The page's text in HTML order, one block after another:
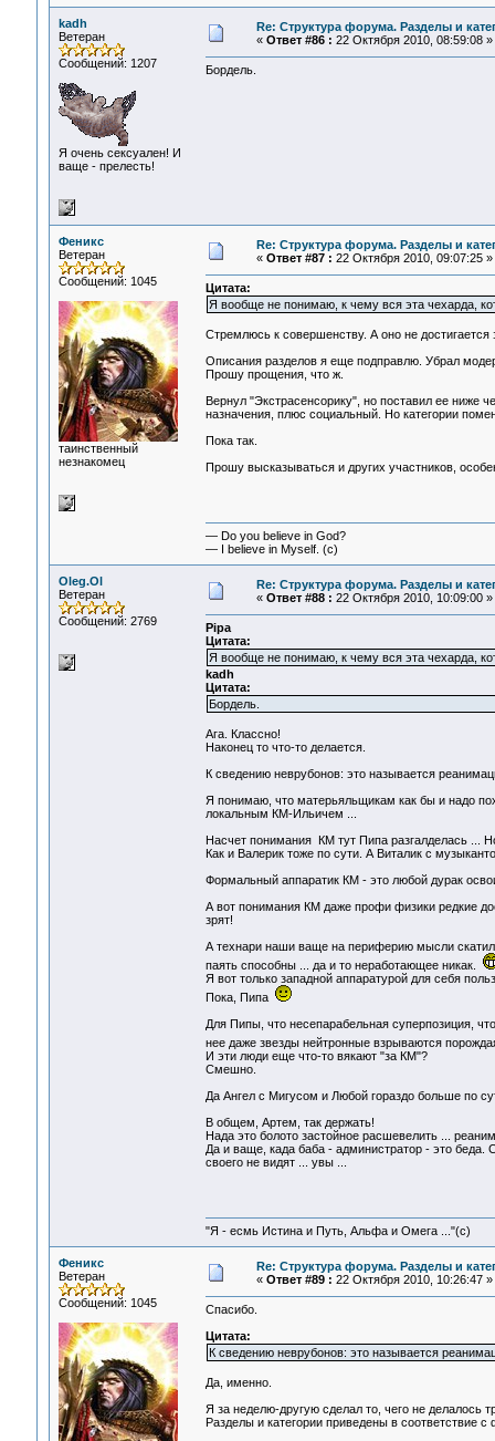
kadh
Ветеран
Сообщений: 1207
Я очень сексуален! И
ваще - прелесть!
Re: Структура форума. Разделы и
« Ответ #86 : 22 Октября 2010, 08:59:08 »
Бордель.
Феникс
Ветеран
Сообщений: 1045
таинственный
незнакомец
Re: Структура форума. Разделы и
« Ответ #87 : 22 Октября 2010, 09:07:25 »
Цитата:
Я вообще не понимаю, к чему вся эта чехарда,
Стремлюсь к совершенству. А оно не достигается
Описания разделов я еще подправлю. Убрал
Прошу прощения, что ж.
Вернул "Экстрасенсорику", но поставил ее ниже
назначения, плюс социальный. Но категории
Пока так.
Прошу высказываться и других участников,
— Do you believe in God?
— I believe in Myself. (c)
Oleg.Ol
Ветеран
Сообщений: 2769
Re: Структура форума. Разделы и
« Ответ #88 : 22 Октября 2010, 10:09:00 »
Pipa
Цитата:
Я вообще не понимаю, к чему вся эта чехарда,
kadh
Цитата:
Бордель.
Ага. Классно!
Наконец то что-то делается.
К сведению неврубонов: это называется
Я понимаю, что матерьяльщикам как бы и надо
локальным КМ-Ильичем ...
Насчет понимания КМ тут Пипа разгалделась ...
Как и Валерик тоже по сути. А Виталик с
Формальный аппаратик КМ - это любой дурак
А вот понимания КМ даже профи физики редкие
зрят!
А технари наши ваще на периферию мысли
паять способны ... да и то неработающее никак.
Я вот только западной аппаратурой для себя
Пока, Пипа
Для Пипы, что несепарабельная суперпозиция,
нее даже звезды нейтронные взрываются
И эти люди еще что-то вякают "за КМ"?
Смешно.
Да Ангел с Мигусом и Любой гораздо больше по
В общем, Артем, так держать!
Нада это болото застойное расшевелить ...
Да и ваще, када баба - администратор - это
своего не видят ... увы ...
"Я - есмь Истина и Путь, Альфа и Омега ..."(с)
Феникс
Ветеран
Сообщений: 1045
Re: Структура форума. Разделы и
« Ответ #89 : 22 Октября 2010, 10:26:47 »
Спасибо.
Цитата:
К сведению неврубонов: это называется
Да, именно.
Я за неделю-другую сделал то, чего не делалось
Разделы и категории приведены в соответствие